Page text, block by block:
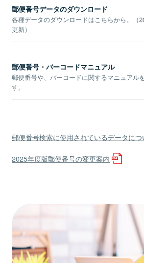
郵便番号データのダウンロード
各種データのダウンロードはこちらから。（
更新）
郵便番号・バーコードマニュアル
郵便番号や、バーコードに関するマニュアル
す。
郵便番号検索に使用されているデータにつ
2025年度版郵便番号の変更案内